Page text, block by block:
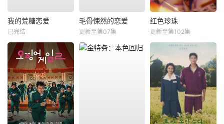
我的荒糖恋爱
已完结
毛骨悚然的恋爱
更新至第07集
红色珍珠
更新至第102集